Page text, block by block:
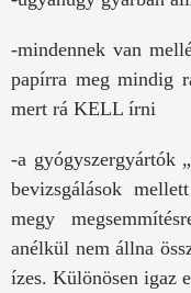
-mindennek van
papírra meg mindig
mert rá KELL írni
-a gyógyszergyártók
bevizsgálások
megy
anélkül nem állna
ízes. Különösen igaz